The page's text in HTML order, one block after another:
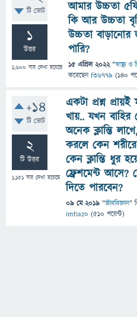
টি ভোট
1
উত্তর
1,600 বার দেখা হয়েছে
আমার উচ্চতা
কি আর উচ্চতা
উচ্চতা
পারি?
15 এপ্রিল 2022 "স্বাস্থ্য ও
করেছেনf36779 (140
+14
টি ভোট
2
টি উত্তর
1,151 বার দেখা হয়েছে
একটা প্রশ্ন
খায়.. যখন
অনেক ক্লান্তি
করলে কেন শরীরে
কেন ক্লান্তি ধুর
ফ্রেশমেন্ট আসে?
দিতে পারবেন?
09 মে 2019 "জীববিজ্ঞান"
imtiaz0 (510 পয়েন্ট)